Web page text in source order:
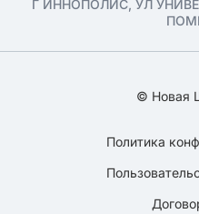
Г ИННОПОЛИС, УЛ
© Новая
Политика